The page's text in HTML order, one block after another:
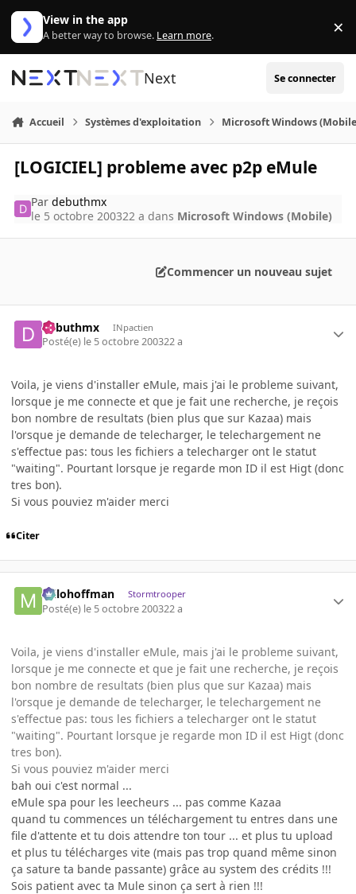
Aller au contenu
View in the app
A better way to browse. Learn more. ×
Next Se connecter
Accueil Systèmes d'exploitation Microsoft Windows
[LOGICIEL] probleme avec p2p eMule
Pardebuthmx
le 5 octobre 200322 a dans Microsoft Windows (Mobile)
Commencer un nouveau sujet
debuthmx INpactien
Posté(e) le 5 octobre 200322 a
Voila, je viens d'installer eMule, mais j'ai le probleme suivant,
lorsque je me connecte et que je fait une recherche, je reçois
bon nombre de resultats (bien plus que sur Kazaa) mais
l'orsque je demande de telecharger, le telechargement ne
s'effectue pas: tous les fichiers a telecharger ont le statut
"waiting". Pourtant lorsque je regarde mon ID il est Higt (donc
tres bon).
Si vous pouviez m'aider merci
Citer
milohoffman Stormtrooper
Posté(e) le 5 octobre 200322 a
Voila, je viens d'installer eMule, mais j'ai le probleme suivant,
lorsque je me connecte et que je fait une recherche, je reçois
bon nombre de resultats (bien plus que sur Kazaa) mais
l'orsque je demande de telecharger, le telechargement ne
s'effectue pas: tous les fichiers a telecharger ont le statut
"waiting". Pourtant lorsque je regarde mon ID il est Higt (donc
tres bon).
Si vous pouviez m'aider merci
bah oui c'est normal ...
eMule spa pour les leecheurs ... pas comme Kazaa
quand tu commences un téléchargement tu entres dans une
file d'attente et tu dois attendre ton tour ... et plus tu upload
et plus tu télécharges vite (mais pas trop quand même sinon
ça sature ta bande passante) grâce au system des crédits !!!
Sois patient avec ta Mule sinon ça sert à rien !!!